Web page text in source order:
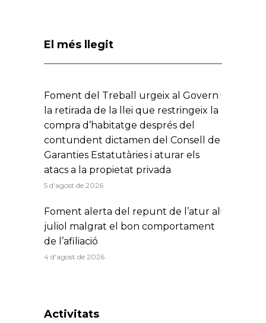
El més llegit
Foment del Treball urgeix al Govern
la retirada de la llei que restringeix la
compra d’habitatge després del
contundent dictamen del Consell de
Garanties Estatutàries i aturar els
atacs a la propietat privada
5 d'agost de 2026
Foment alerta del repunt de l’atur al
juliol malgrat el bon comportament
de l’afiliació
4 d'agost de 2026
Activitats